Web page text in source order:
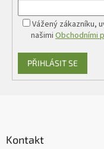
Vážený zákazníku,
našimi Obchodními
PŘIHLÁSIT SE
Kontakt